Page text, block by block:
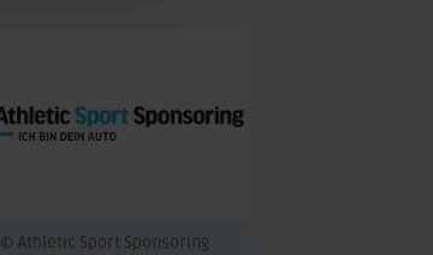
© Athletic Sport Sponsoring